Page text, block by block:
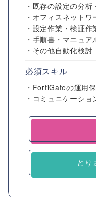
・既存の設定の分
・オフィスネットワ
・設定作業・検証作
・手順書・マニュア
・その他自動化検討
必須スキル
・FortiGateの運用
・コミュニケーショ
とり